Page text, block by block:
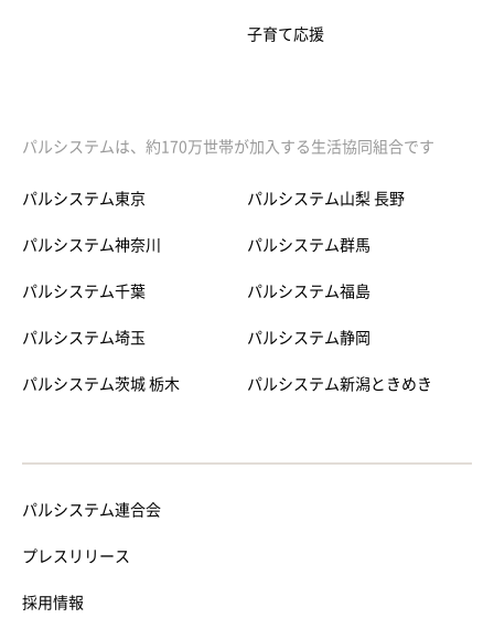
子育て応援
パルシステムは、約170万世帯が加入する生活協同組合です
パルシステム東京
パルシステム神奈川
パルシステム千葉
パルシステム埼玉
パルシステム茨城 栃木
パルシステム山梨 長野
パルシステム群馬
パルシステム福島
パルシステム静岡
パルシステム新潟ときめき
パルシステム連合会
プレスリリース
採用情報